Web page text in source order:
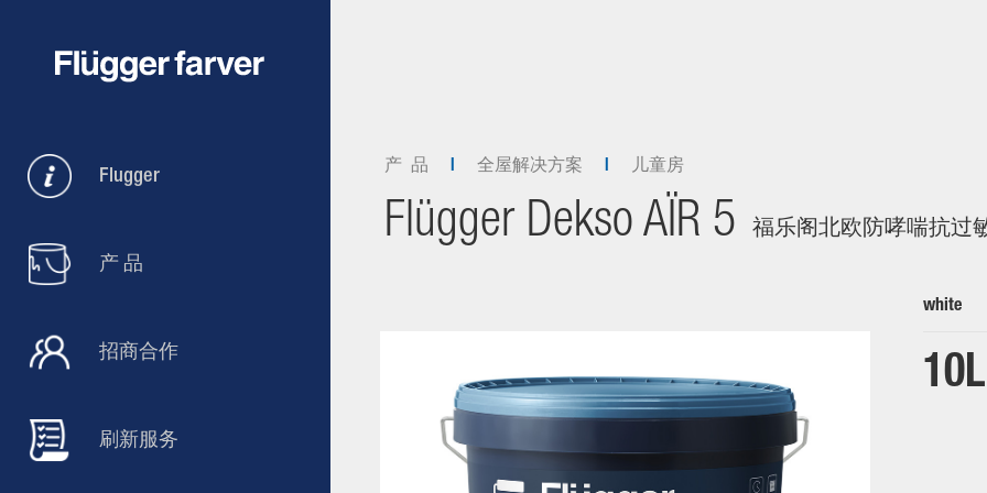
Flugger
产 品
招商合作
刷新服务
产 品 全屋解决方案 儿童房
Flügger Dekso AÏR 5 福乐阁北欧防哮喘抗过
white
10L